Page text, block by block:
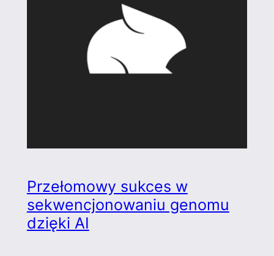
Przełomowy sukces w
sekwencjonowaniu genomu
dzięki AI